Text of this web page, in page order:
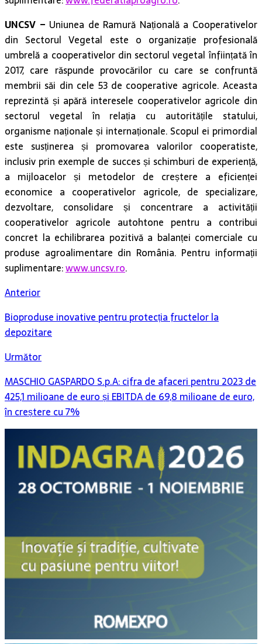
UNCSV – Uniunea de Ramură Națională a Cooperativelor
din Sectorul Vegetal este o organizație profesională
umbrelă a cooperativelor din sectorul vegetal înființată în
2017, care răspunde provocărilor cu care se confruntă
membrii săi din cele 53 de cooperative agricole. Aceasta
reprezintă și apără interesele cooperativelor agricole din
sectorul vegetal în relația cu autoritățile statului,
organisme naționale și internaționale. Scopul ei primordial
este susținerea și promovarea valorilor cooperatiste,
inclusiv prin exemple de succes și schimburi de experiență,
a mijloacelor și metodelor de creștere a eficienței
economice a cooperativelor agricole, de specializare,
dezvoltare, consolidare și concentrare a activității
cooperativelor agricole autohtone pentru a contribui
concret la echilibrarea pozitivă a balanței comerciale cu
produse agroalimentare din România. Pentru informații
suplimentare:www.uncsv.ro.
Anterior
Bioproduse inovative pentru protecția fructelor la
depozitare
Următor
MASCHIO GASPARDO S.p.A: cifra de afaceri pentru 2023 de
425,1 milioane de euro și EBITDA de 69,8 milioane de euro,
în creștere cu 7%